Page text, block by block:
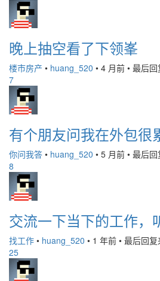
晚上抽空看了下领峯
楼市房产 • huang_520 • 4 月前 • 最后回
7
有个朋友问我在外包很
你问我答 • huang_520 • 5 月前 • 最后回
8
交流一下当下的工作，
找工作 • huang_520 • 1 年前 • 最后回复
25